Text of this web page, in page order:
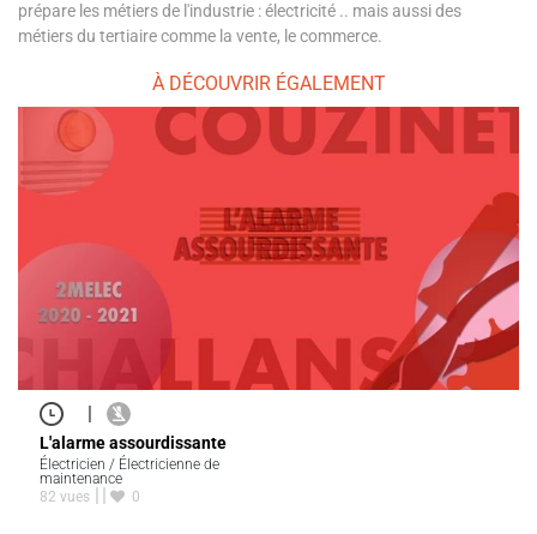
prépare les métiers de l'industrie : électricité .. mais aussi des
métiers du tertiaire comme la vente, le commerce.
À DÉCOUVRIR ÉGALEMENT
|
L'alarme assourdissante
Électricien / Électricienne de
maintenance
82 vues
0